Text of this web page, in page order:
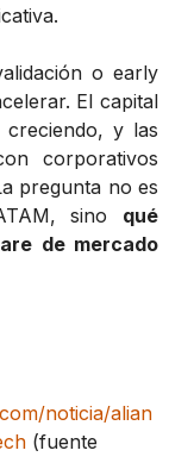
o early
El capital
creciendo, y las
corporativos
pregunta no es
sino qué
de mercado
noticia/alian
(fuente